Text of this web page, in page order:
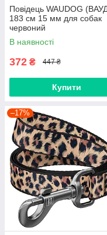
Повідець WAUDOG
183 см 15 мм для собак
червоний
В наявності
372 ₴ 447 ₴
Купити
–17%